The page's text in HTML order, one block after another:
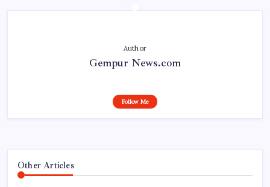
Author
Gempur News.com
Follow Me
Other Articles